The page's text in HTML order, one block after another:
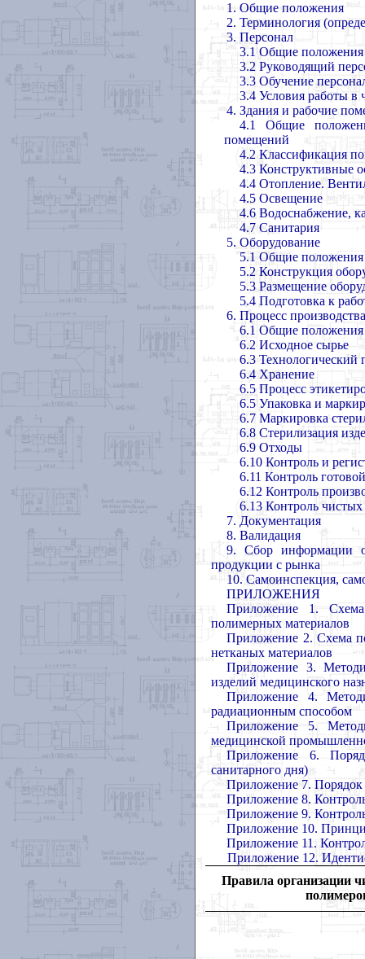
1. Общие положения
2. Терминология
3. Персонал
3.1 Общие положения
3.2 Руководящий
3.3 Обучение
3.4 Условия работы в
4. Здания и рабочие
4.1 Общие
помещений
4.2 Классификация
4.3 Конструктивные
4.4 Отопление.
4.5 Освещение
4.6 Водоснабжение,
4.7 Санитария
5.Оборудование
5.1 Общие положения
5.2 Конструкция
5.3 Размещение
5.4 Подготовка к
6.Процесс
6.1 Общие положения
6.2 Исходное сырье
6.3 Технологический
6.4 Хранение
6.5 Процесс
6.5 Упаковка и
6.7 Маркировка
6.8 Стерилизация
6.9 Отходы
6.10 Контроль и
6.11 Контроль
6.12 Контроль
6.13 Контроль
7. Документация
8. Валидация
9. Сбор информации о
продукции с рынка
10. Самоинспекция,
ПРИЛОЖЕНИЯ
Приложение 1.
полимерных материалов
Приложение 2. Схема
нетканых материалов
Приложение 3.
изделий медицинского
Приложение 4.
радиационным способом
Приложение 5.
медицинской
Приложение 6.
санитарного дня)
Приложение 7.Порядок
Приложение 8.
Приложение 9.
Приложение 10.
Приложение 11.
Приложение 12.
Правила организации